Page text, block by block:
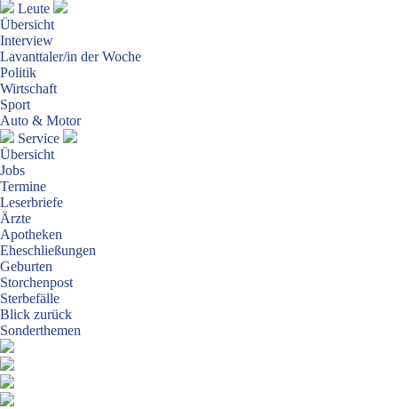
Leute
Übersicht
Interview
Lavanttaler/in der Woche
Politik
Wirtschaft
Sport
Auto & Motor
Service
Übersicht
Jobs
Termine
Leserbriefe
Ärzte
Apotheken
Eheschließungen
Geburten
Storchenpost
Sterbefälle
Blick zurück
Sonderthemen